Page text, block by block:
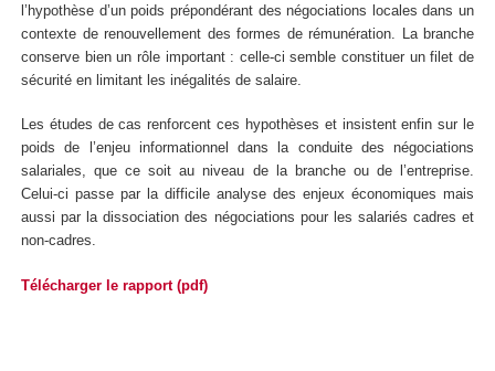
l’hypothèse d’un poids prépondérant des négociations locales dans un
contexte de renouvellement des formes de rémunération. La branche
conserve bien un rôle important : celle-ci semble constituer un filet de
sécurité en limitant les inégalités de salaire.
Les études de cas renforcent ces hypothèses et insistent enfin sur le
poids de l’enjeu informationnel dans la conduite des négociations
salariales, que ce soit au niveau de la branche ou de l’entreprise.
Celui-ci passe par la difficile analyse des enjeux économiques mais
aussi par la dissociation des négociations pour les salariés cadres et
non-cadres.
Télécharger le rapport (pdf)